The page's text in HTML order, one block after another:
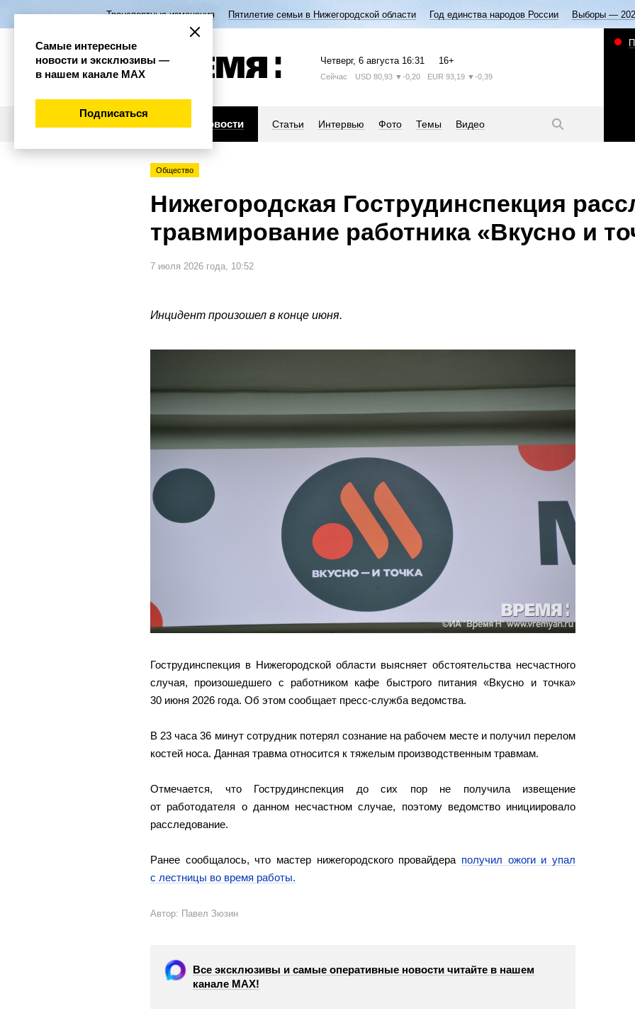
Транспортные изменения Пятилетие семьи в Нижегородской области Год единства народов России Выборы —
Четверг, 6 августа 16:31 16+
Сейчас USD 80,93 ▼-0,20 EUR 93,19 ▼-0,39
Новости Статьи Интервью Фото Темы Видео
Общество
Нижегородская Гострудинспекция
травмирование работника «Вкусно и
7 июля 2026 года, 10:52
Инцидент произошел в конце июня.
Гострудинспекция в Нижегородской области выясняет обстоятельства несчастного
случая, произошедшего с работником кафе быстрого питания «Вкусно и точка»
30 июня 2026 года. Об этом сообщает пресс-служба ведомства.
В 23 часа 36 минут сотрудник потерял сознание на рабочем месте и получил перелом
костей носа. Данная травма относится к тяжелым производственным травмам.
Отмечается, что Гострудинспекция до сих пор не получила извещение
от работодателя о данном несчастном случае, поэтому ведомство инициировало
расследование.
Ранее сообщалось, что мастер нижегородского провайдера получил ожоги и упал
с лестницы во время работы.
Автор: Павел Зюзин
Все эксклюзивы и самые оперативные новости читайте в нашем
канале МАХ!
Самые интересные
новости и эксклюзивы —
в нашем канале МАХ
Подписаться